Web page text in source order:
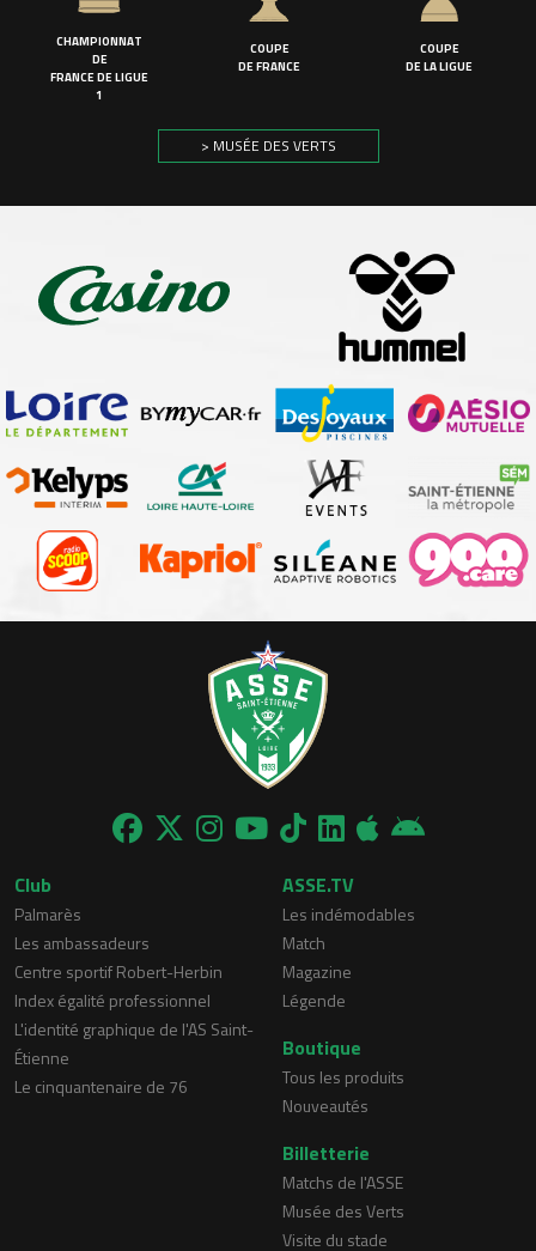
CHAMPIONNAT
DE
FRANCE DE LIGUE
1
COUPE
DE FRANCE
COUPE
DE LA LIGUE
> MUSÉE DES VERTS
Club
Palmarès
Les ambassadeurs
Centre sportif Robert-Herbin
Index égalité professionnel
L'identité graphique de l'AS Saint-
Étienne
Le cinquantenaire de 76
ASSE.TV
Les indémodables
Match
Magazine
Légende
Boutique
Tous les produits
Nouveautés
Billetterie
Matchs de l'ASSE
Musée des Verts
Visite du stade